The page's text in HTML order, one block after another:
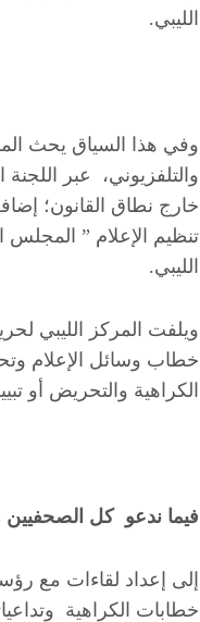
الليبي.
وفي هذا السياق يحث
والتلفزيوني، عبر
خارج نطاق القانون؛
تنظيم الإعلام ” المجلس
الليبي.
ويلفت المركز الليبي
خطاب وسائل الإعلام
الكراهية والتحريض أو
فيما ندعو كل الصحفيين
إلى إعداد لقاءات مع
خطابات الكراهية